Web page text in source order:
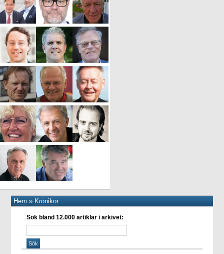
Hem » Krönikor
Sök bland 12.000 artiklar i arkivet: